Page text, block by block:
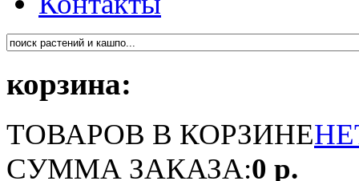
корзина:
ТОВАРОВ В КОРЗИНЕ
СУММА ЗАКАЗА:0 р.